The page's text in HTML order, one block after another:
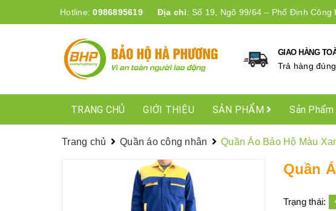
Hotline:0986895619 Địa chỉ: Số 19, Ngõ 99/64 – Phố Định
GIAO HÀNG
Trả hàng
TRANG CHỦ GIỚI THIỆU SẢN PHẨM Sản Phẩm
Trang chủ Quần áo công nhân Quần Áo Bảo Hộ Màu
Quần
Trạng thái: